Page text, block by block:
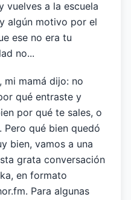
vuelves a la escuela
algún motivo por el
ese no era tu
no...
mi mamá dijo: no
qué entraste y
por qué te sales, o
Pero qué bien quedó
bien, vamos a una
grata conversación
en formato
Para algunas